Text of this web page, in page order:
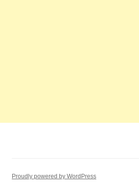
Proudly powered by WordPress